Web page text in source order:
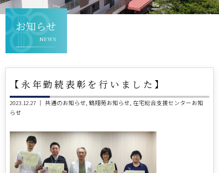
お知らせ
NEWS
【永年勤続表彰を行いました】
2023.12.27 ｜共通のお知らせ 鶴翔苑お知らせ 在宅総合支援センターお知
らせ